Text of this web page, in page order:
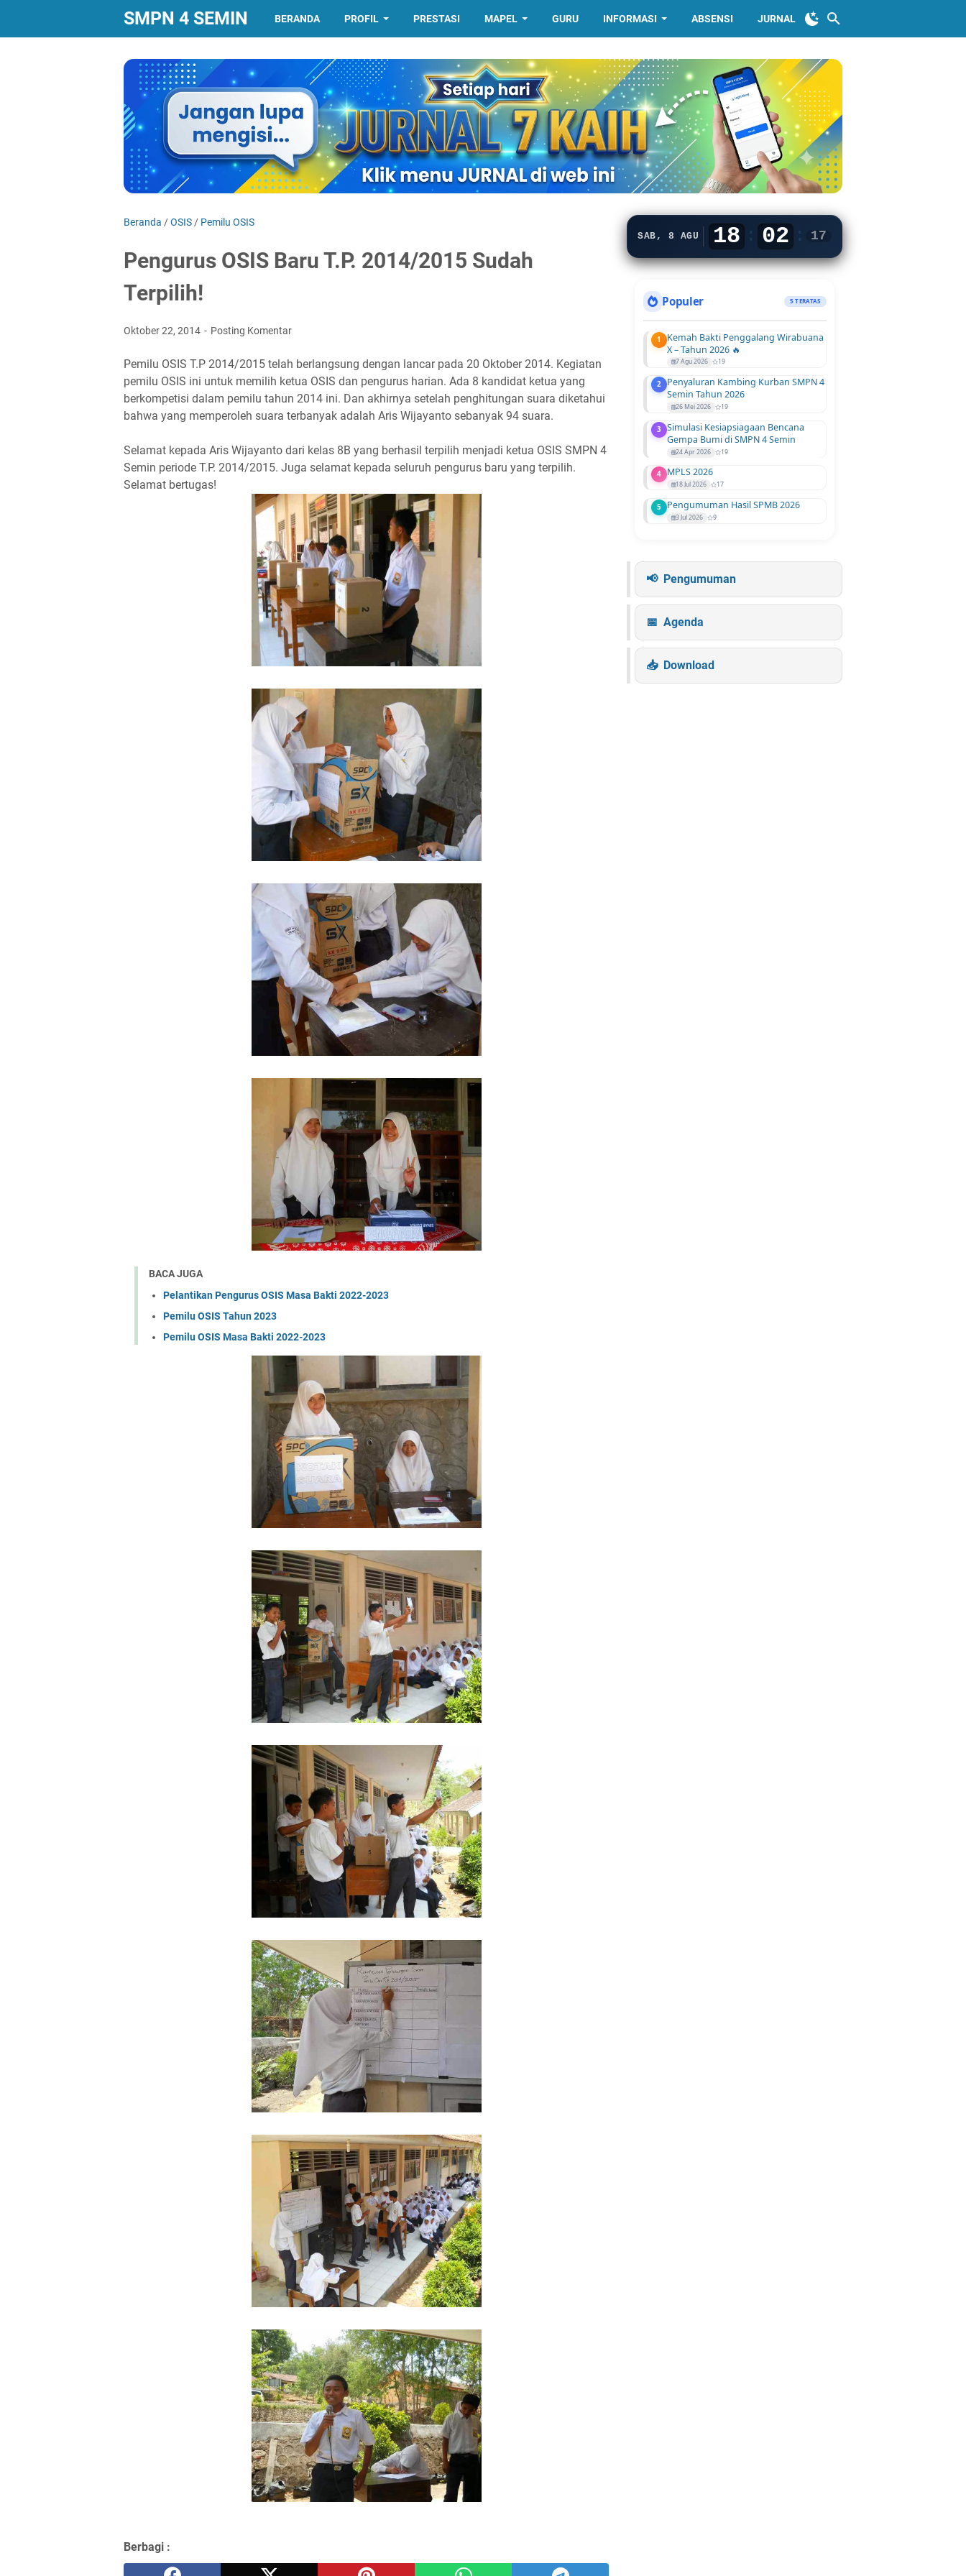
SMPN 4 SEMIN BERANDA PROFIL PRESTASI MAPEL GURU INFORMASI ABSENSI JURNAL
Beranda /OSIS / Pemilu OSIS
Pengurus OSIS Baru T.P. 2014/2015 Sudah
Terpilih!
Oktober 22, 2014 Posting Komentar
Pemilu OSIS T.P 2014/2015 telah berlangsung dengan lancar pada 20 Oktober 2014. Kegiatan
pemilu OSIS ini untuk memilih ketua OSIS dan pengurus harian. Ada 8 kandidat ketua yang
berkompetisi dalam pemilu tahun 2014 ini. Dan akhirnya setelah penghitungan suara diketahui
bahwa yang memperoleh suara terbanyak adalah Aris Wijayanto sebanyak 94 suara.
Selamat kepada Aris Wijayanto dari kelas 8B yang berhasil terpilih menjadi ketua OSIS SMPN 4
Semin periode T.P. 2014/2015. Juga selamat kepada seluruh pengurus baru yang terpilih.
Selamat bertugas!
BACA JUGA
Pelantikan Pengurus OSIS Masa Bakti 2022-2023
Pemilu OSIS Tahun 2023
Pemilu OSIS Masa Bakti 2022-2023
Berbagi :
SAB, 8 AGU 18 : 02 : 18
Populer 5 TERATAS
1
Kemah Bakti Penggalang Wirabuana
X – Tahun 2026 🔥
7 Agu 2026 19
2
Penyaluran Kambing Kurban SMPN 4
Semin Tahun 2026
26 Mei 2026 19
3
Simulasi Kesiapsiagaan Bencana
Gempa Bumi di SMPN 4 Semin
24 Apr 2026 19
4 MPLS 2026
18 Jul 2026 17
5 Pengumuman Hasil SPMB 2026
3 Jul 2026 9
Pengumuman
Agenda
Download